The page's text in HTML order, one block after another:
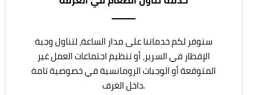
سنوفر لكم خدماتنا على مدار الساعة، لتناول وجبة
الإفطار في السرير، أو تنظيم اجتماعات العمل غير
المتوقعة أو الوجبات الرومانسية في خصوصية تامة
داخل الغرف.